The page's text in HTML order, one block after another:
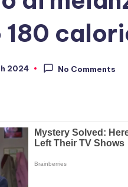
180
2024 No Comments